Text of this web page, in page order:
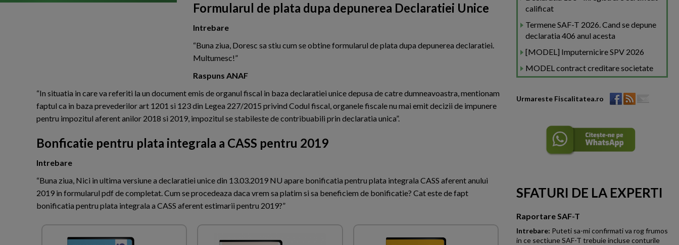
Formularul de plata dupa depunerea Declaratiei Unice
Intrebare
“Buna ziua, Doresc sa stiu cum se obtine formularul de plata dupa depunerea declaratiei.
Multumesc!”
Raspuns ANAF
“In situatia in care va referiti la un document emis de organul fiscal in baza declaratiei unice depusa de catre dumneavoastra, mentionam
faptul ca in baza prevederilor art 1201 si 123 din Legea 227/2015 privind Codul fiscal, organele fiscale nu mai emit decizii de impunere
pentru impozitul aferent anilor 2018 si 2019, impozitul se stabileste de contribuabili prin declaratia unica”.
Bonficatie pentru plata integrala a CASS pentru 2019
Intrebare
“Buna ziua, Nici in ultima versiune a declaratiei unice din 13.03.2019 NU apare bonificatia pentru plata integrala CASS aferent anului
2019 in formularul pdf de completat. Cum se procedeaza daca vrem sa platim si sa beneficiem de bonificatie? Cat este de fapt
bonificatia pentru plata integrala a CASS aferent estimarii pentru 2019?”
calificat
Termene SAF-T 2026. Cand se depune
declaratia 406 anul acesta
[MODEL] Imputernicire SPV 2026
MODEL contract creditare societate
Urmareste Fiscalitatea.ro
SFATURI DE LA EXPERTI
Raportare SAF-T
Intrebare: Puteti sa-mi confirmati va rog frumos
in ce sectiune SAF-T trebuie incluse conturile